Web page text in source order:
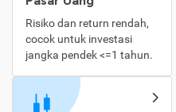
Risiko dan return rendah,
cocok untuk investasi
jangka pendek <=1 tahun.